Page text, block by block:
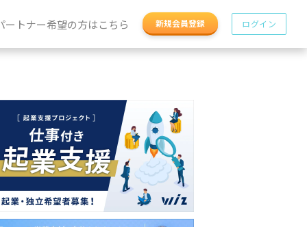
ートナー希望の方はこちら 新規会員登録 ログイン